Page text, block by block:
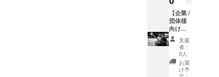
ラー ☆
注意事
項☆ ・
当店は
完全予
約制と
なって
おりま
す。予
時、必
ず備考
欄に掲
載をご
希望さ
れるお
名前
（企業
名）、
内側な
ど、通
常では
洗浄す
ること
ができ
ない部
分まで
徹底的
【企業 /
団体様
向け】
YouTub
e概要欄
へ広告
掲載
□内容
支援
者：
0人
お届
け予